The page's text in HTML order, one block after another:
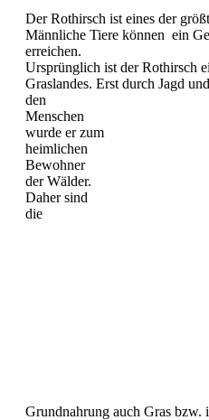
Der Rothirsch ist eines der
Männliche Tiere können ein
erreichen.
Ursprünglich ist der Rothirsch
Graslandes. Erst durch Jagd
den
Menschen
wurde er zum
heimlichen
Bewohner
der Wälder.
Daher sind
die
Grundnahrung auch Gras bzw.